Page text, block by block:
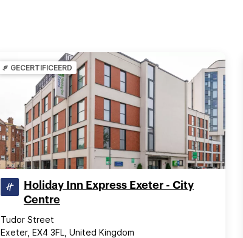
GECERTIFICEERD
Holiday Inn Express Exeter - City
Centre
Tudor Street
Exeter, EX4 3FL, United Kingdom